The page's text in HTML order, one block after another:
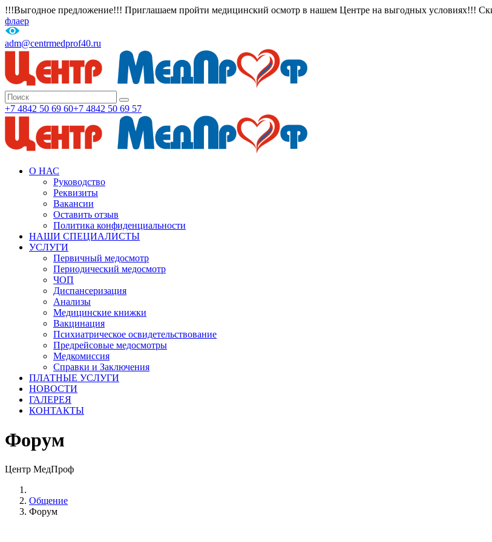
!!!Выгодное предложение!!! Приглашаем пройти медицинский осмотр в нашем Центре на выгодных условиях!!!
флаер
adm@centrmedprof40.ru
+7 4842 50 69 60+7 4842 50 69 57
О НАС
Руководство
Реквизиты
Вакансии
Оставить отзыв
Политика конфиденциальности
НАШИ СПЕЦИАЛИСТЫ
УСЛУГИ
Первичный медосмотр
Периодический медосмотр
ЧОП
Диспансеризация
Анализы
Медицинские книжки
Вакцинация
Психиатрическое освидетельствование
Предрейсовые медосмотры
Медкомиссия
Справки и Заключения
ПЛАТНЫЕ УСЛУГИ
НОВОСТИ
ГАЛЕРЕЯ
КОНТАКТЫ
Форум
Центр МедПроф
Общение
Форум